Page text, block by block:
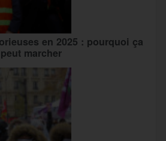
en 2025 : pourquoi ça
peut marcher